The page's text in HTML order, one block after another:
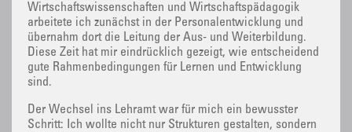
Wirtschaftswissenschaften und Wirtschaftspädagogik
arbeitete ich zunächst in der Personalentwicklung und
übernahm dort die Leitung der Aus- und Weiterbildung.
Diese Zeit hat mir eindrücklich gezeigt, wie entscheidend
gute Rahmenbedingungen für Lernen und Entwicklung
sind.
Der Wechsel ins Lehramt war für mich ein bewusster
Schritt: Ich wollte nicht nur Strukturen gestalten, sondern